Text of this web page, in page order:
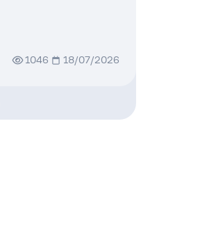
1046 18/07/2026